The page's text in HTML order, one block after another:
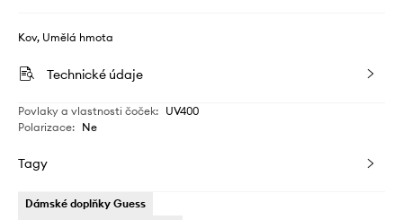
Kov, Umělá hmota
Technické údaje
Povlaky a vlastnosti čoček: UV400
Polarizace: Ne
Tagy
Dámské doplňky Guess